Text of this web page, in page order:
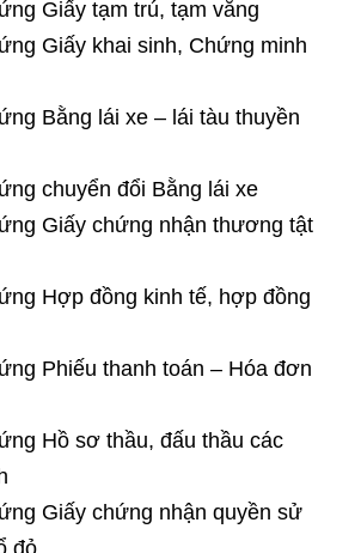
Giấy tạm trú, tạm vắng
Giấy khai sinh, Chứng minh
Bằng lái xe – lái tàu thuyền
chuyển đổi Bằng lái xe
Giấy chứng nhận thương tật
Hợp đồng kinh tế, hợp đồng
Phiếu thanh toán – Hóa đơn
Hồ sơ thầu, đấu thầu các
Giấy chứng nhận quyền sử